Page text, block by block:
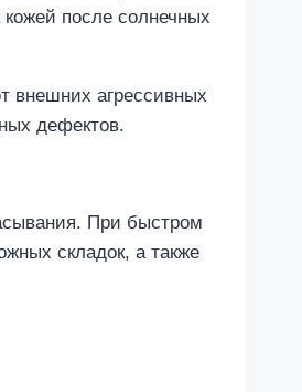
после солнечных
внешних агрессивных
дефектов.
При быстром
складок, а также